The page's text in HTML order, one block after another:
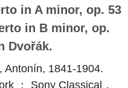
in A minor, op. 53
in B minor, op.
Dvořák.
Antonín, 1841-1904.
： Sony Classical，